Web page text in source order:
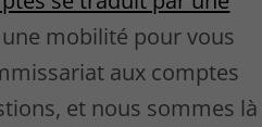
mobilité pour vous
aux comptes
et nous sommes là